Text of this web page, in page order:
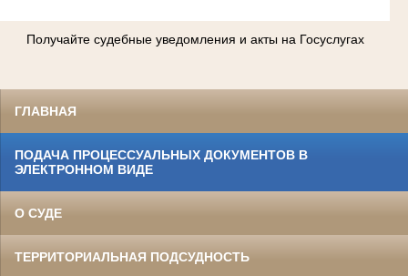
Получайте судебные уведомления и акты на Госуслугах
ГЛАВНАЯ
ПОДАЧА ПРОЦЕССУАЛЬНЫХ ДОКУМЕНТОВ В
ЭЛЕКТРОННОМ ВИДЕ
О СУДЕ
ТЕРРИТОРИАЛЬНАЯ ПОДСУДНОСТЬ